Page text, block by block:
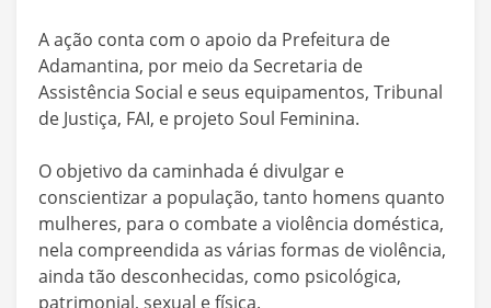
A ação conta com o apoio da Prefeitura de
Adamantina, por meio da Secretaria de
Assistência Social e seus equipamentos, Tribunal
de Justiça, FAI, e projeto Soul Feminina.
O objetivo da caminhada é divulgar e
conscientizar a população, tanto homens quanto
mulheres, para o combate a violência doméstica,
nela compreendida as várias formas de violência,
ainda tão desconhecidas, como psicológica,
patrimonial, sexual e física.